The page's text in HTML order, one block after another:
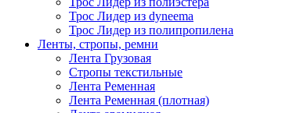
Трос Лидер из dyneema
Трос Лидер из полипропилена
Ленты, стропы, ремни
Лента Грузовая
Стропы текстильные
Лента Ременная
Лента Ременная (плотная)